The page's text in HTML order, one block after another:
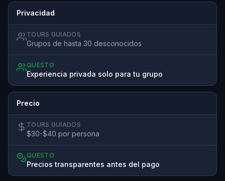
Privacidad
TOURS GUIADOS
Grupos de hasta 30 desconocidos
QUESTO
Experiencia privada solo para tu grupo
Precio
TOURS GUIADOS
$30-$40 por persona
QUESTO
Precios transparentes antes del pago